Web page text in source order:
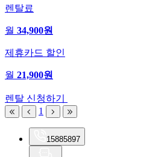
렌탈료
월 34,900원
제휴카드 할인
월 21,900원
렌탈 신청하기
1
15885897